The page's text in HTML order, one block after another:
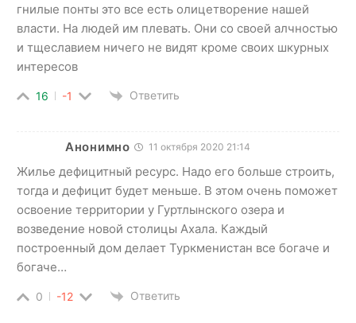
гнилые понты это все есть олицетворение нашей
власти. На людей им плевать. Они со своей алчностью
и тщеславием ничего не видят кроме своих шкурных
интересов
16 -1 Ответить
Анонимно 11 октября 2020 21:14
Жилье дефицитный ресурс. Надо его больше строить,
тогда и дефицит будет меньше. В этом очень поможет
освоение территории у Гуртлынского озера и
возведение новой столицы Ахала. Каждый
построенный дом делает Туркменистан все богаче и
богаче…
0 -12 Ответить